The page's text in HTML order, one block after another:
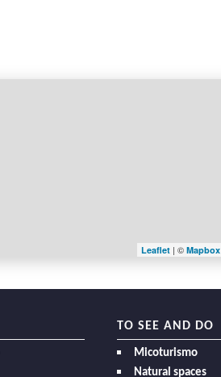
Leaflet | © Mapbox
TO SEE AND DO
Micoturismo
Natural spaces